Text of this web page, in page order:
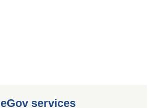
eGov services